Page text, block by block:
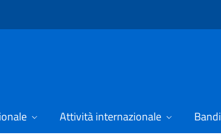
Attività internazionale